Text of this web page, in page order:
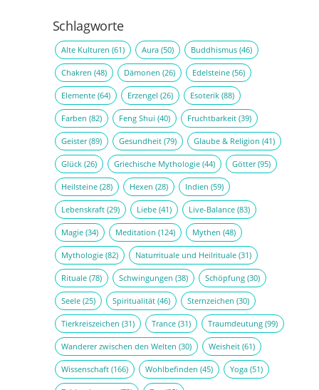
Schlagworte
Alte Kulturen (61) Aura(50) Buddhismus(46)
Chakren (48) Dämonen (26) Edelsteine(56)
Elemente(64) Erzengel (26) Esoterik(88)
Farben (82) Feng Shui (40) Fruchtbarkeit(39)
Geister(89) Gesundheit(79) Glaube & Religion (41)
Glück(26) Griechische Mythologie(44) Götter(95)
Heilsteine(28) Hexen (28) Indien (59)
Lebenskraft(29) Liebe(41) Live-Balance(83)
Magie(34) Meditation (124) Mythen (48)
Mythologie(82) Naturrituale und Heilrituale(31)
Rituale(78) Schwingungen (38) Schöpfung(30)
Seele(25) Spiritualität(46) Sternzeichen (30)
Tierkreiszeichen (31) Trance(31) Traumdeutung(99)
Wanderer zwischen den Welten (30) Weisheit(61)
Wissenschaft(166) Wohlbefinden (45) Yoga(51)